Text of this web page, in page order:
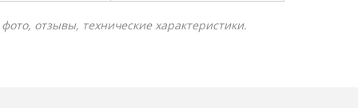
отзывы, технические характеристики.